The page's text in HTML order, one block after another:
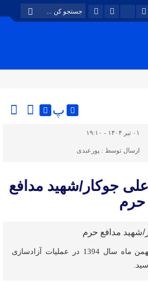
پ
۰۱ تیر ۱۴۰۴ - ۱۹:۱۰
ارسال توسط : پورعبدی
جوکار/شهید مدافع
حرم
شهید علی جوکار در شانزدهم بهمن ماه سال 1394 در عملیات آزادسازی